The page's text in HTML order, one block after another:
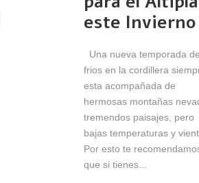
este Invierno
Una nueva temporada de
frios en la cordillera
esta acompañada de
hermosas montañas
tremendos paisajes, pero
bajas temperaturas y
Por esto te
que si tienes...